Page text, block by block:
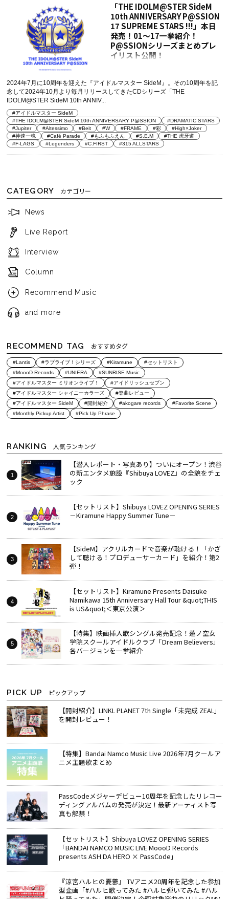
「THE IDOLM@STER SideM
10th ANNIVERSARY P@SSION
17 SUPREME STARS !!!」本日
発売！01～17一挙紹介！
P@SSIONシリーズまとめプレ
イリスト公開！
2024年7月に10周年を迎えた『アイドルマスター SideM』。その10周年を記
念して2024年10月より毎月リリースしてきたCDシリーズ「THE
IDOLM@STER SideM 10th ANNIV...
#アイドルマスター SideM
#THE IDOLM@STER SideM 10th ANNIVERSARY P@SSION
#DRAMATIC STARS
#Jupiter
#Altessimo #Beit #W #FRAME #彩
#High×Joker
#神速一魂
#Café Parade #もふもふえん #S.E.M
#THE 虎牙道
#F-LAGS
#Legenders #C.FIRST #315 ALLSTARS
CATEGORY カテゴリー
News
Live Report
Interview
Column
Recommend Music
and more
RECOMMEND TAG おすすめタグ
#Lantis #ラブライブ！シリーズ #Kiramune
#セットリスト
#MoooD Records
#UNIERA
#SUNRISE Music
#アイドルマスター ミリオンライブ！
#アイドリッシュセブン
#アイドルマスター シャイニーカラーズ
#楽曲レビュー
#アイドルマスター SideM
#開封紹介 #akogare records
#Favorite Scene
#Monthly Pickup Artist
#Pick Up Phrase
RANKING 人気ランキング
【潜入レポート・写真あり】ついにオープン！渋谷
の新エンタメ施設『Shibuya LOVEZ』の全貌をチェ
ック
【セットリスト】Shibuya LOVEZ OPENING SERIES
－Kiramune Happy Summer Tune－
【SideM】アクリルカードで音楽が聴ける！「かざ
して聴ける！プロデューサーカード」を紹介！第2
弾！
【セットリスト】Kiramune Presents Daisuke
Namikawa 15th Anniversary Hall Tour &quot;THIS
is US&quot;＜東京公演＞
【特集】映画挿入歌シングル発売記念！蓮ノ空女
学院スクールアイドルクラブ「Dream Believers」
各バージョンを一挙紹介
PICK UP ピックアップ
【開封紹介】LINKL PLANET 7th Single「未完成 ZEAL」
を開封レビュー！
【特集】Bandai Namco Music Live 2026年7月クールア
ニメ主題歌まとめ
PassCodeメジャーデビュー10周年を記念したリレコー
ディングアルバムの発売が決定！最新アーティスト写
真も解禁！
【セットリスト】Shibuya LOVEZ OPENING SERIES
「BANDAI NAMCO MUSIC LIVE MoooD Records
presents ASH DA HERO × PassCode」
『涼宮ハルヒの憂鬱』 TVアニメ20周年を記念した参加
型企画「#ハルヒ歌ってみた #ハルヒ弾いてみた #ハル